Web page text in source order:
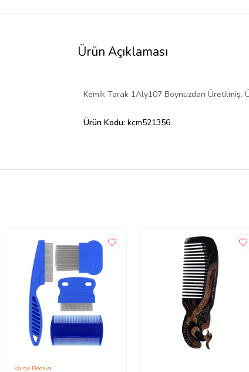
Ürün Açıklaması
Kemik Tarak 1Aly107 Boynuzdan Üretilmiş.
Ürün Kodu: kcm521356
Kargo Bedava